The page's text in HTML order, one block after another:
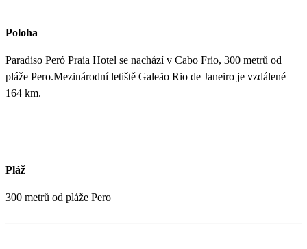
Poloha
Paradiso Peró Praia Hotel se nachází v Cabo Frio, 300 metrů od
pláže Pero.Mezinárodní letiště Galeão Rio de Janeiro je vzdálené
164 km.
Pláž
300 metrů od pláže Pero